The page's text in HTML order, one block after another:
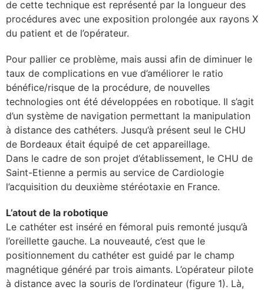
de cette technique est représenté par la longueur des
procédures avec une exposition prolongée aux rayons X
du patient et de l’opérateur.
Pour pallier ce problème, mais aussi afin de diminuer le
taux de complications en vue d’améliorer le ratio
bénéfice/risque de la procédure, de nouvelles
technologies ont été développées en robotique. Il s’agit
d’un système de navigation permettant la manipulation
à distance des cathéters. Jusqu’à présent seul le CHU
de Bordeaux était équipé de cet appareillage.
Dans le cadre de son projet d’établissement, le CHU de
Saint-Etienne a permis au service de Cardiologie
l’acquisition du deuxième stéréotaxie en France.
L’atout de la robotique
Le cathéter est inséré en fémoral puis remonté jusqu’à
l’oreillette gauche. La nouveauté, c’est que le
positionnement du cathéter est guidé par le champ
magnétique généré par trois aimants. L’opérateur pilote
à distance avec la souris de l’ordinateur (figure 1). Là,